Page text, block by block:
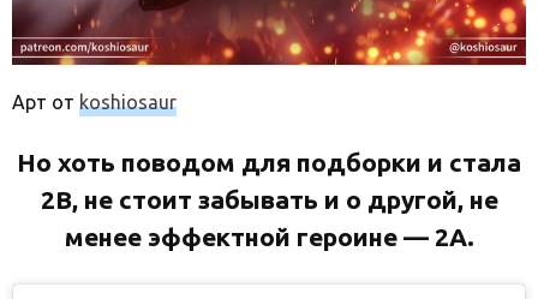
Арт от koshiosaur
Но хоть поводом для подборки и стала
2B, не стоит забывать и о другой, не
менее эффектной героине — 2А.